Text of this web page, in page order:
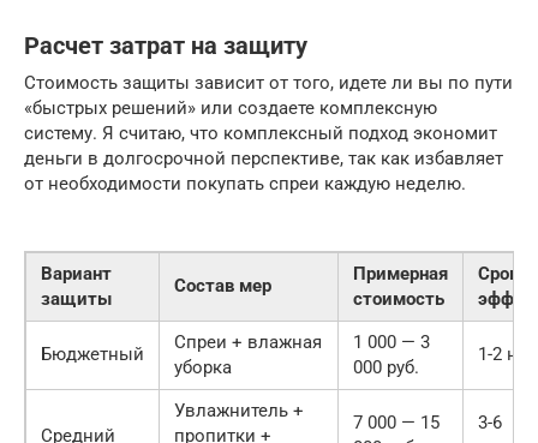
Расчет затрат на защиту
Стоимость защиты зависит от того, идете ли вы по пути
«быстрых решений» или создаете комплексную
систему. Я считаю, что комплексный подход экономит
деньги в долгосрочной перспективе, так как избавляет
от необходимости покупать спреи каждую неделю.
Вариант
защиты
Состав мер
Примерная
стоимость
Срок
Бюджетный
Спреи + влажная
уборка
1 000 — 3
000 руб.
1-2
Средний
Увлажнитель +
пропитки +
7 000 — 15
3-6